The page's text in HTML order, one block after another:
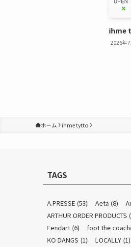
ihme
2026年
ホーム ihme tytto
TAGS
A.PRESSE (53) Aeta (8)
ARTHUR ORDER PRODUCTS
Fendart (6) foot the
KO DANGS (1) LOCALLY (1)